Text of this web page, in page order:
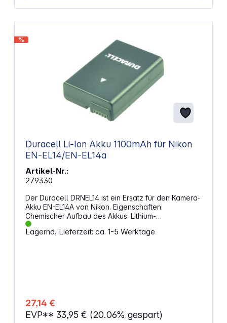
%
Duracell Li-Ion Akku 1100mAh für Nikon
EN-EL14/EN-EL14a
Artikel-Nr.:
279330
Der Duracell DRNEL14 ist ein Ersatz für den Kamera-
Akku EN-EL14A von Nikon. Eigenschaften:
Chemischer Aufbau des Akkus: Lithium-
Ionen (Neuerer Typ wiederaufladbarer Akkus
mit sehr guter Leistungsabgabe) Spannung: 7,4 V
P7700, COOLPIX P7800, D3100, D3200, D3300,
D5100, D5200, D5300, D5500
Lagernd, Lieferzeit: ca. 1-5 Werktage
27,14 €
EVP** 33,95 € (20.06% gespart)